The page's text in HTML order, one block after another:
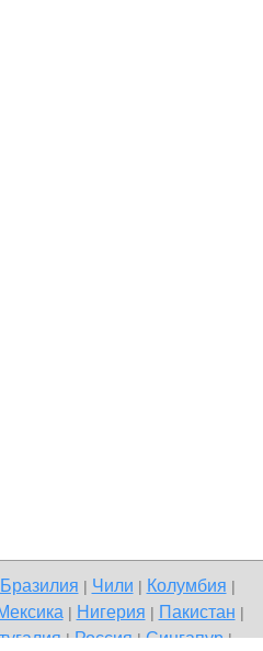
Бразилия Чили Колумбия
| Нигерия Пакистан
|Россия|Сингапур|